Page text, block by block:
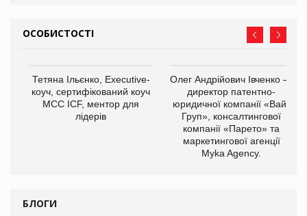
ОСОБИСТОСТІ
Тетяна Ільєнко, Executive-
коуч, сертифікований коуч
МСС ICF, ментор для
лідерів
Олег Андрійович Івченко —
директор патентно-
юридичної компанії «Вайз
Груп», консалтингової
компанії «Парето» та
маркетингової агенції
Myka Agency.
БЛОГИ